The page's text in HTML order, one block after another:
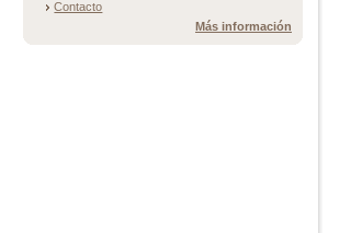
Contacto
Más información